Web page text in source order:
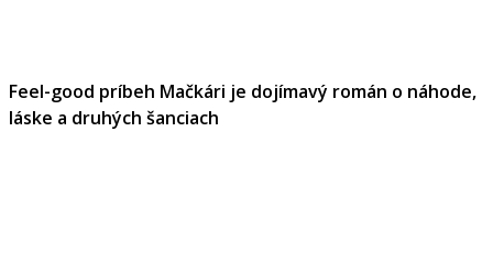
Feel-good príbeh Mačkári je dojímavý román o náhode,
láske a druhých šanciach